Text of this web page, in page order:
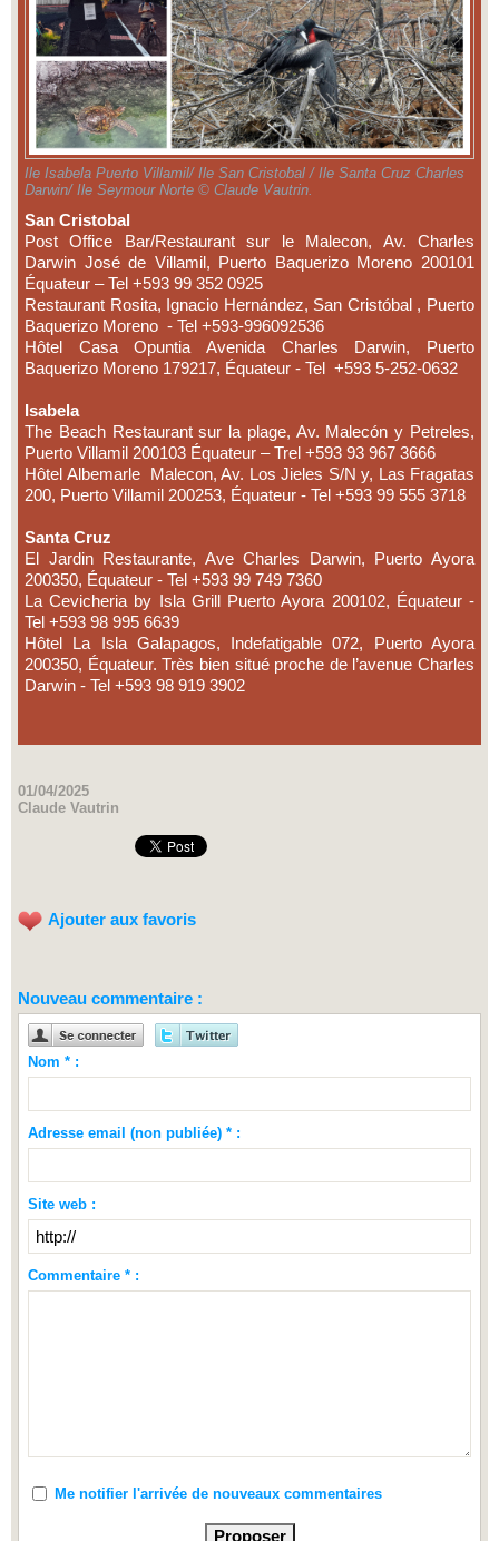
Ile Isabela Puerto Villamil/ Ile San Cristobal / Ile Santa Cruz Charles
Darwin/ Ile Seymour Norte © Claude Vautrin.
San Cristobal
Post Office Bar/Restaurant sur le Malecon, Av. Charles
Darwin José de Villamil, Puerto Baquerizo Moreno 200101
Équateur – Tel +593 99 352 0925
Restaurant Rosita, Ignacio Hernández, San Cristóbal , Puerto
Baquerizo Moreno - Tel +593-996092536
Hôtel Casa Opuntia Avenida Charles Darwin, Puerto
Baquerizo Moreno 179217, Équateur - Tel +593 5-252-0632
Isabela
The Beach Restaurant sur la plage, Av. Malecón y Petreles,
Puerto Villamil 200103 Équateur – Trel +593 93 967 3666
Hôtel Albemarle Malecon, Av. Los Jieles S/N y, Las Fragatas
200, Puerto Villamil 200253, Équateur - Tel +593 99 555 3718
Santa Cruz
El Jardin Restaurante, Ave Charles Darwin, Puerto Ayora
200350, Équateur - Tel +593 99 749 7360
La Cevicheria by Isla Grill Puerto Ayora 200102, Équateur -
Tel +593 98 995 6639
Hôtel La Isla Galapagos, Indefatigable 072, Puerto Ayora
200350, Équateur. Très bien situé proche de l’avenue Charles
Darwin - Tel +593 98 919 3902
01/04/2025
Claude Vautrin
Ajouter aux favoris
Nouveau commentaire :
Nom * :
Adresse email (non publiée) * :
Site web :
Commentaire * :
Me notifier l'arrivée de nouveaux commentaires